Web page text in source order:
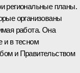
региональные планы.
организованы
работа. Она
и в тесном
и Правительством